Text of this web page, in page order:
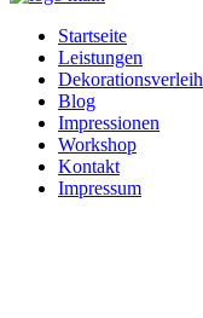
Startseite
Leistungen
Dekorationsverleih
Blog
Impressionen
Workshop
Kontakt
Impressum